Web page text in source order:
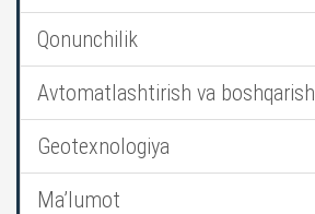
Qonunchilik
Avtomatlashtirish va boshqarish
Geotexnologiya
Ma’lumot